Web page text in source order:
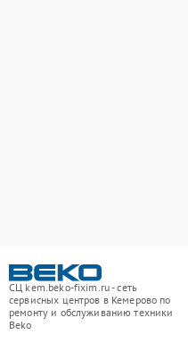
СЦ kem.beko-fixim.ru - сеть
сервисных центров в Кемерово по
ремонту и обслуживанию техники
Beko